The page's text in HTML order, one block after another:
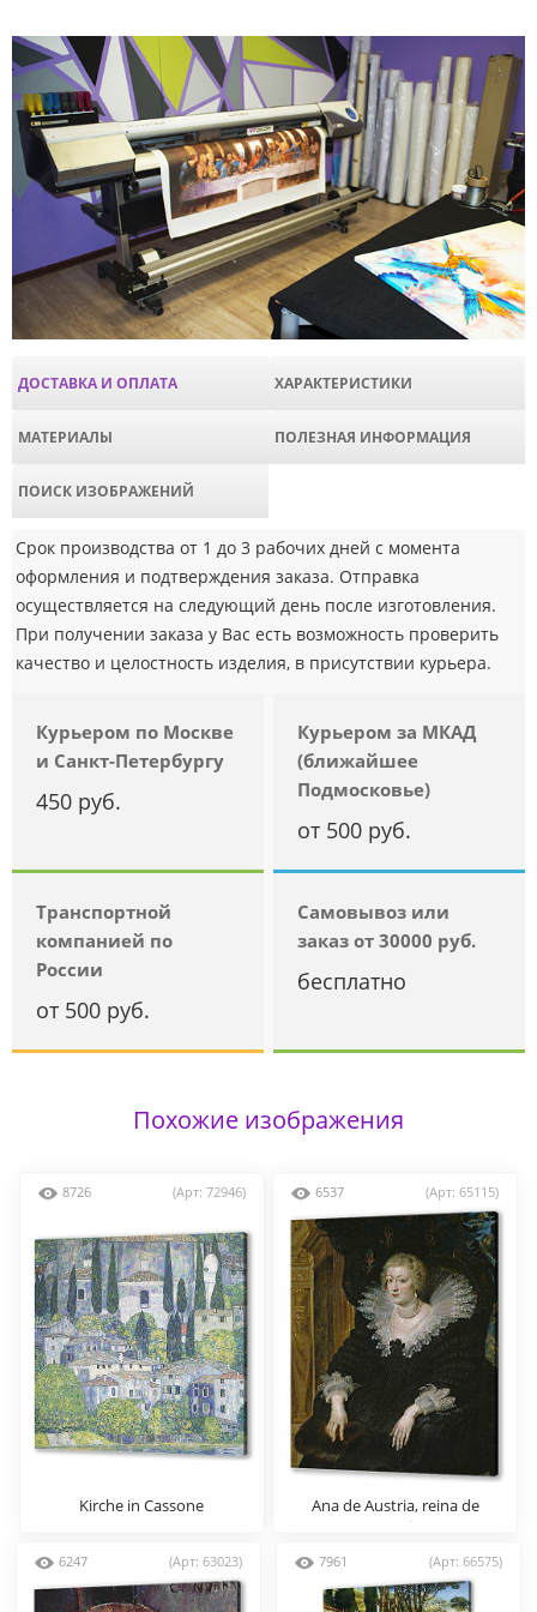
ДОСТАВКА И ОПЛАТА ХАРАКТЕРИСТИКИ
МАТЕРИАЛЫ ПОЛЕЗНАЯ ИНФОРМАЦИЯ
ПОИСК ИЗОБРАЖЕНИЙ
Срок производства от 1 до 3 рабочих дней с момента
оформления и подтверждения заказа. Отправка
осуществляется на следующий день после изготовления.
При получении заказа у Вас есть возможность проверить
качество и целостность изделия, в присутствии курьера.
Курьером по Москве
и Санкт-Петербургу
450 руб.
Курьером за МКАД
(ближайшее
Подмосковье)
от 500 руб.
Транспортной
компанией по
России
от 500 руб.
Самовывоз или
заказ от 30000 руб.
бесплатно
Похожие изображения
8726 (Арт: 72946)
Kirche in Cassone
6537 (Арт: 65115)
Ana de Austria, reina de
Francia
6247 (Арт: 63023) 7961 (Арт: 66575)